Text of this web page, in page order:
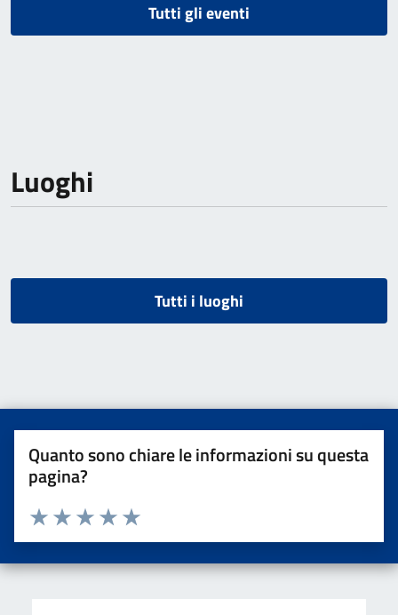
Tutti gli eventi
Luoghi
Tutti i luoghi
Quanto sono chiare le informazioni su questa
pagina?
Valuta da 1 a 5 stelle la pagina
Valuta 5 stelle su 5
Valuta 4 stelle su 5
Valuta 3 stelle su 5
Valuta 2 stelle su 5
Valuta una stella su 5